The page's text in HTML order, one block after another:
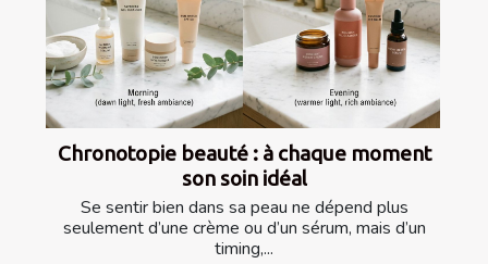
Chronotopie beauté : à chaque moment
son soin idéal
Se sentir bien dans sa peau ne dépend plus
seulement d’une crème ou d’un sérum, mais d’un
timing,...